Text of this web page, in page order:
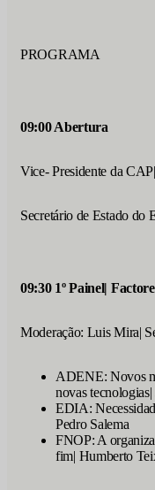
PROGRAMA
09:00 Abertura
Vice- Presidente da
Secretário de Estado do
09:30 1º Painel|
Moderação: Luis Mira|
ADENE: Novos
novas
EDIA:
Pedro Salema
FNOP: A
fim| Humberto